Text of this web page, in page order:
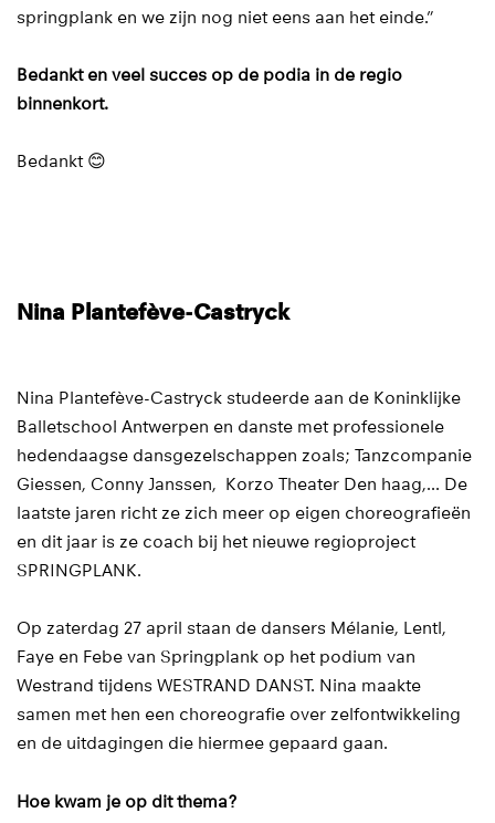
springplank en we zijn nog niet eens aan het einde.”
Bedankt en veel succes op de podia in de regio
binnenkort.
Bedankt 😊
Nina Plantefève-Castryck
Nina Plantefève-Castryck studeerde aan de Koninklijke
Balletschool Antwerpen en danste met professionele
hedendaagse dansgezelschappen zoals; Tanzcompanie
Giessen, Conny Janssen, Korzo Theater Den haag,... De
laatste jaren richt ze zich meer op eigen choreografieën
en dit jaar is ze coach bij het nieuwe regioproject
SPRINGPLANK.
Op zaterdag 27 april staan de dansers Mélanie, Lentl,
Faye en Febe van Springplank op het podium van
Westrand tijdens WESTRAND DANST. Nina maakte
samen met hen een choreografie over zelfontwikkeling
en de uitdagingen die hiermee gepaard gaan.
Hoe kwam je op dit thema?